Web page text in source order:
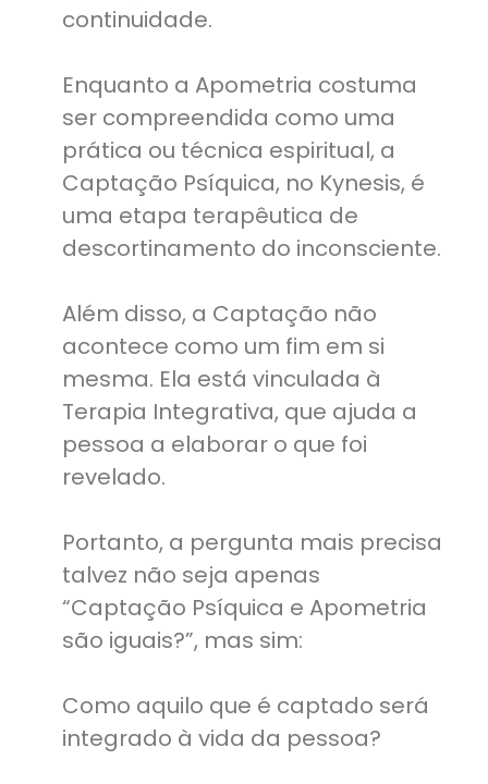
continuidade.
Enquanto a Apometria costuma
ser compreendida como uma
prática ou técnica espiritual, a
Captação Psíquica, no Kynesis, é
uma etapa terapêutica de
descortinamento do inconsciente.
Além disso, a Captação não
acontece como um fim em si
mesma. Ela está vinculada à
Terapia Integrativa, que ajuda a
pessoa a elaborar o que foi
revelado.
Portanto, a pergunta mais precisa
talvez não seja apenas
“Captação Psíquica e Apometria
são iguais?”, mas sim:
Como aquilo que é captado será
integrado à vida da pessoa?